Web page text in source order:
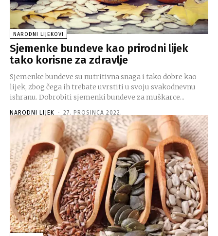
NARODNI LIJEKOVI
Sjemenke bundeve kao prirodni lijek
tako korisne za zdravlje
Sjemenke bundeve su nutritivna snaga i tako dobre kao
lijek, zbog čega ih trebate uvrstiti u svoju svakodnevnu
ishranu. Dobrobiti sjemenki bundeve za muškarce...
NARODNI LIJEK - 27. PROSINCA 2022.